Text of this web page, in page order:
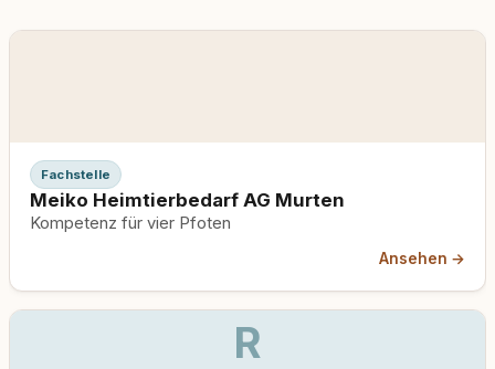
Fachstelle
Meiko Heimtierbedarf AG Murten
Kompetenz für vier Pfoten
Ansehen →
R